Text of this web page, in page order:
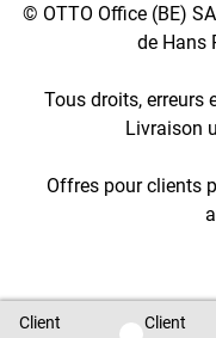
© OTTO Office (BE)
de Hans
Tous droits, erreurs
Livraison
Offres pour clients
[3::w::58::::A11754C777]
Client
Client privé /
Client